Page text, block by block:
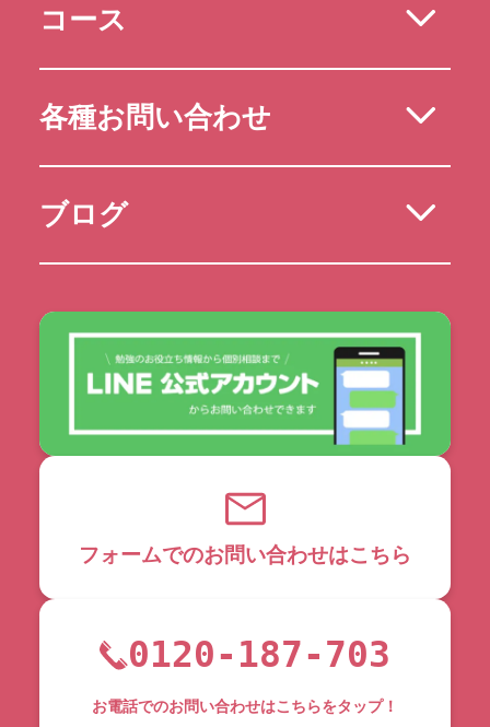
コース
各種お問い合わせ
ブログ
フォームでのお問い合わせはこちら
0120-187-703
お電話でのお問い合わせはこちらをタップ！